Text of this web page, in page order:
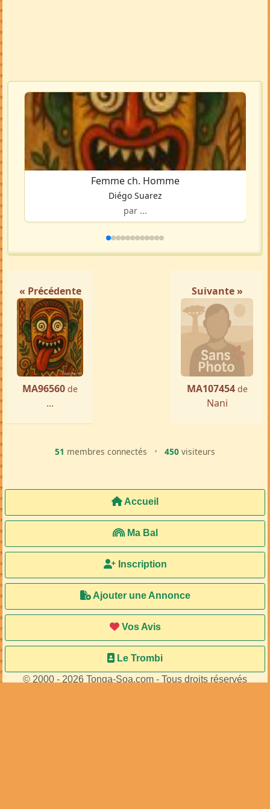
Femme ch. Homme
Diégo Suarez
par ...
« Précédente
MA96560 de
...
Suivante »
MA107454 de
Nani
51 membres connectés • 450 visiteurs
Accueil
Ma Bal
Inscription
Ajouter une Annonce
Vos Avis
Le Trombi
© 2000 - 2026 Tonga-Soa.com - Tous droits réservés